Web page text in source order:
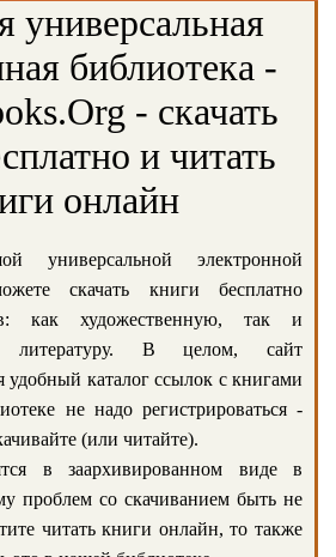
универсальная
библиотека -
- скачать
и читать
онлайн
универсальной электронной
скачать книги бесплатно
как художественную, так и
литературу. В целом, сайт
удобный каталог ссылок с книгами
не надо регистрироваться -
(или читайте).
в заархивированном виде в
проблем со скачиванием быть не
читать книги онлайн, то также